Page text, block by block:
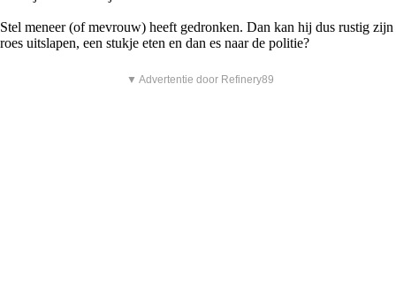
Stel meneer (of mevrouw) heeft gedronken. Dan kan hij dus rustig zijn
roes uitslapen, een stukje eten en dan es naar de politie?
▼ Advertentie door Refinery89